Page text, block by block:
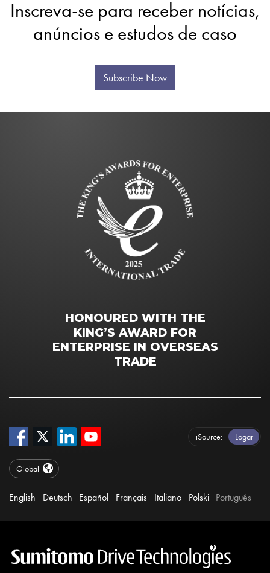
Inscreva-se para receber notícias,
anúncios e estudos de caso
Subscribe Now
HONOURED WITH THE
KING’S AWARD FOR
ENTERPRISE IN OVERSEAS
TRADE
iSource Logar
Global
English Deutsch Español Français Italiano Polski Português